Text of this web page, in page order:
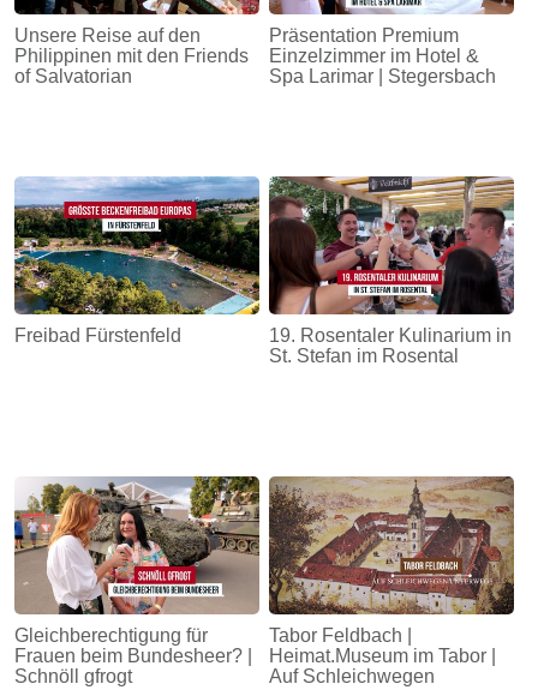
Unsere Reise auf den
Philippinen mit den Friends
of Salvatorian
Präsentation Premium
Einzelzimmer im Hotel &
Spa Larimar | Stegersbach
Freibad Fürstenfeld
19. Rosentaler Kulinarium in
St. Stefan im Rosental
Gleichberechtigung für
Frauen beim Bundesheer? |
Schnöll gfrogt
Tabor Feldbach |
Heimat.Museum im Tabor |
Auf Schleichwegen